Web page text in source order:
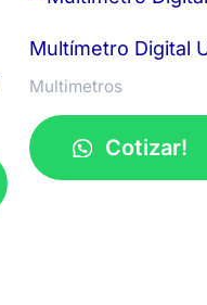
Multímetro Digital
Multimetros
Cotizar!